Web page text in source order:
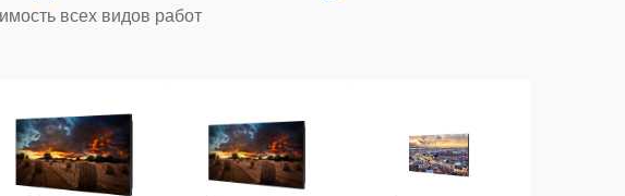
всех видов работ